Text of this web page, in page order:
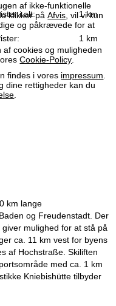
af ikke-funktionelle
klikker påAfvis, vil vi kun
og påkrævede for at
cookies og muligheden
Cookie-Policy
findes i vores impressum
dine rettigheder kan du
i alt: 1 km
1 km
km lange
og Freudenstadt. Der
mulighed for at stå på
ca. 11 km vest for byens
af Hochstraße. Skiliften
med ca. 1 km
Kniebishütte tilbyder